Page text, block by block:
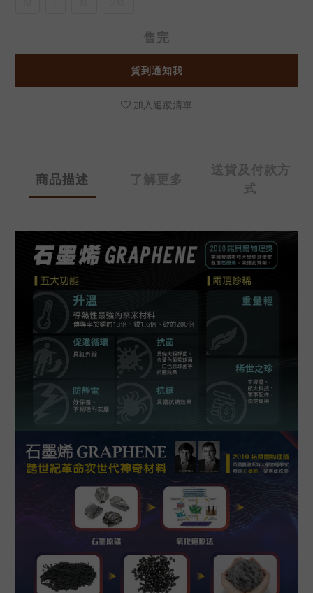
售完
貨到通知我
加入追蹤清單
商品描述 了解更多
送貨及付款方
式